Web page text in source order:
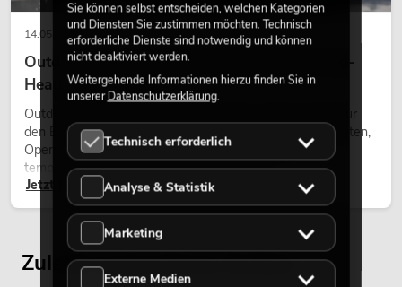
14.05.2026
Outdoor Moving-Heads: Wetterfeste Moving-
Heads bei Events
Outdoor Moving-Heads sind bewegliche Scheinwerfer für
den Einsatz im Freien. Sie werden bei Festivals, Stadtfesten,
Open-Air-Konzerten, Architekturinszenierungen und
temporären Außeninstallationen eingesetzt.
Jetzt lesen
Zuletzt angesehene Artikel
Sie können selbst entscheiden, welchen Kategorien
und Diensten Sie zustimmen möchten. Technisch
erforderliche Dienste sind notwendig und können
nicht deaktiviert werden.
Weitergehende Informationen hierzu finden Sie in
unsererDatenschutzerklärung.
Technisch erforderlich
Analyse & Statistik
Marketing
Externe Medien